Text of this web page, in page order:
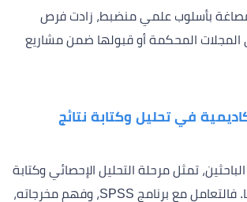
مصاغة بأسلوب علمي منضبط، زادت فرص
المجلات المحكمة أو قبولها ضمن مشاريع
في تحليل وكتابة نتائج
تمثل مرحلة التحليل الإحصائي وكتابة
النتائج تحديًا حقيقيًا. فالتعامل مع برنامج SPSS، وفهم مخرجاته،